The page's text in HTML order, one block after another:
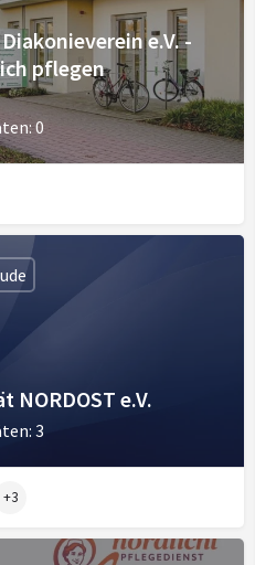
e.V. -
pflegen
0
e.V.
3
+3